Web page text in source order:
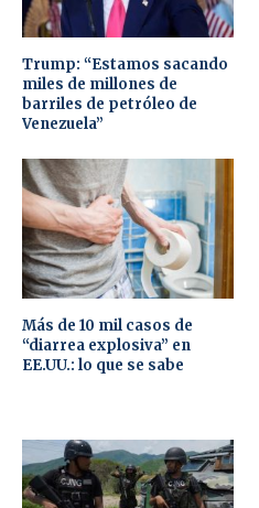
Trump: “Estamos sacando
miles de millones de
barriles de petróleo de
Venezuela”
Más de 10 mil casos de
“diarrea explosiva” en
EE.UU.: lo que se sabe